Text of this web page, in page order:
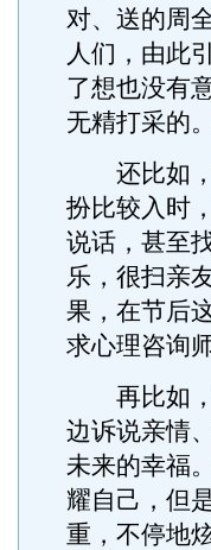
对、送的周
人们，由此
了想也没有
无精打采的
还比如，
扮比较入时
说话，甚至
乐，很扫亲
果，在节后
求心理咨询
再比如，
边诉说亲情
未来的幸福
耀自己，但
重，不停地